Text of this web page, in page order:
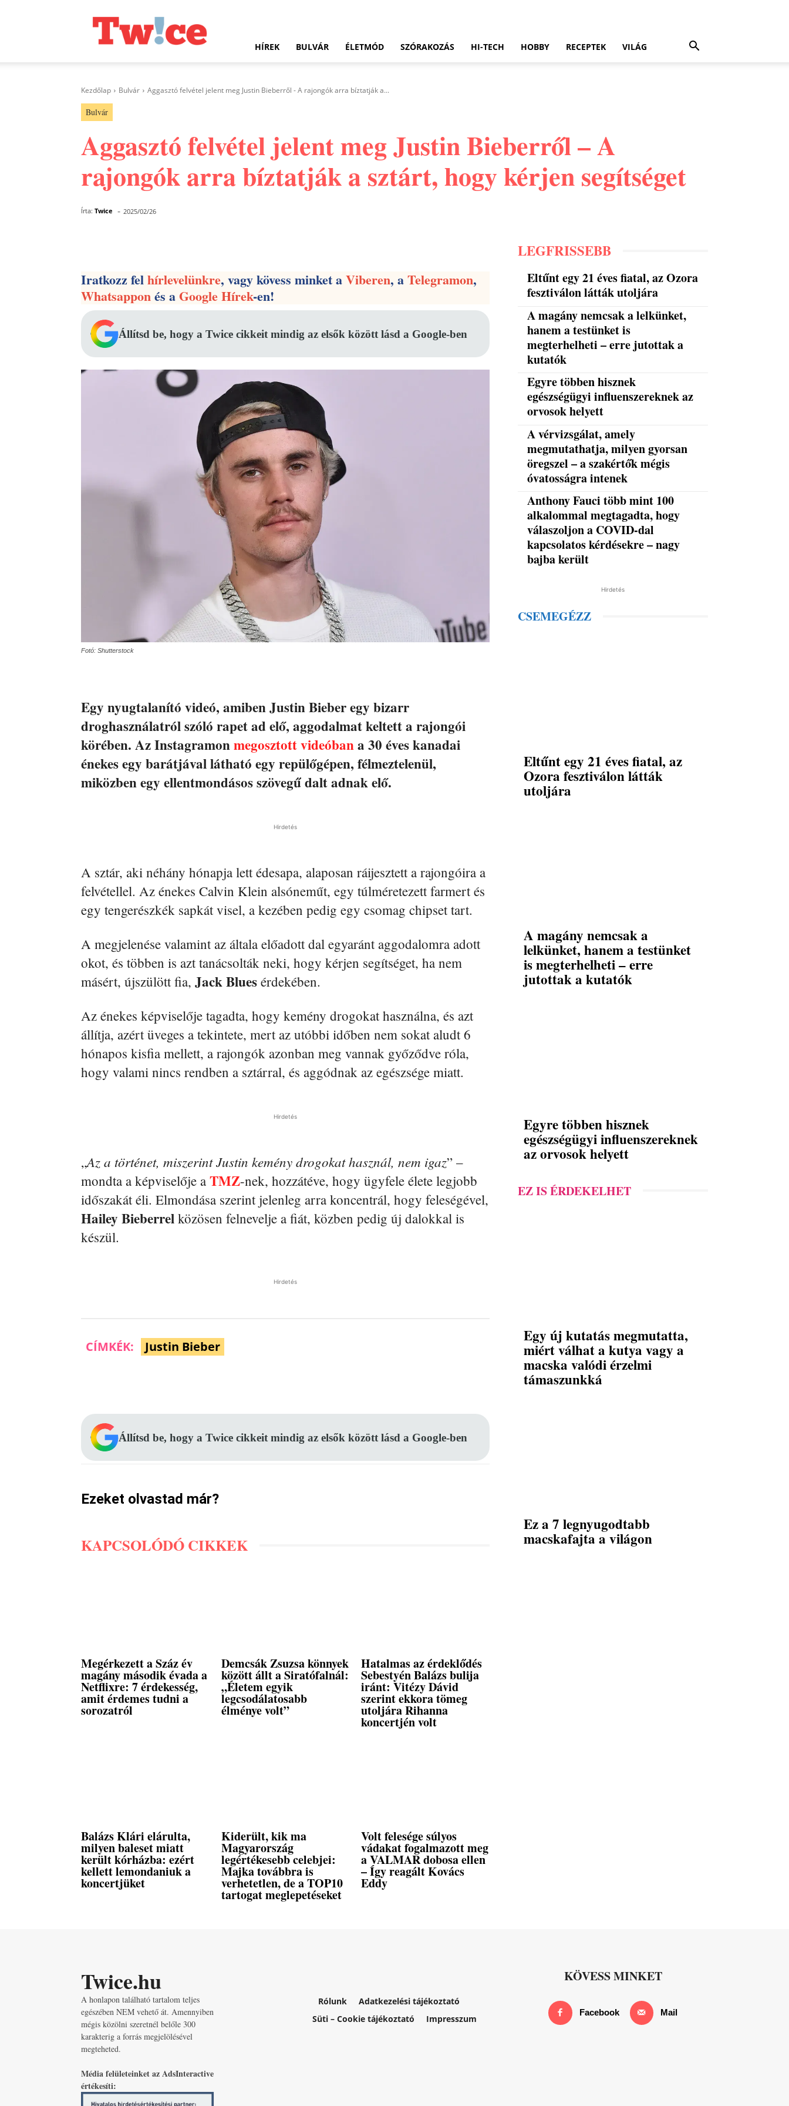
HÍREK BULVÁR ÉLETMÓD SZÓRAKOZÁS HI-TECH HOBBY RECEPTEK VILÁG
Kezdőlap Bulvár Aggasztó felvétel jelent meg Justin Bieberről - A rajongók arra bíztatják a...
Bulvár
Aggasztó felvétel jelent meg Justin Bieberről – A
rajongók arra bíztatják a sztárt, hogy kérjen segítséget
Írta: Twice - 2025/02/26
Iratkozz felhírlevelünkre, vagy kövess minket aViberen, aTelegramon,
Whatsapponés aGoogle Hírek-en!
Állítsd be, hogy a Twice cikkeit mindig az elsők között lásd a Google-ben
Fotó: Shutterstock
Egy nyugtalanító videó, amiben Justin Bieber egy bizarr
droghasználatról szóló rapet ad elő, aggodalmat keltett a rajongói
körében. Az Instagramonmegosztott videóbana 30 éves kanadai
énekes egy barátjával látható egy repülőgépen, félmeztelenül,
miközben egy ellentmondásos szövegű dalt adnak elő.
Hirdetés
A sztár, aki néhány hónapja lett édesapa, alaposan ráijesztett a rajongóira a
felvétellel. Az énekes Calvin Klein alsóneműt, egy túlméretezett farmert és
egy tengerészkék sapkát visel, a kezében pedig egy csomag chipset tart.
A megjelenése valamint az általa előadott dal egyaránt aggodalomra adott
okot, és többen is azt tanácsolták neki, hogy kérjen segítséget, ha nem
másért, újszülött fia, JackBlues érdekében.
Az énekes képviselője tagadta, hogy kemény drogokat használna, és azt
állítja, azért üveges a tekintete, mert az utóbbi időben nem sokat aludt 6
hónapos kisfia mellett, a rajongók azonban meg vannak győződve róla,
hogy valami nincs rendben a sztárral, és aggódnak az egészsége miatt.
Hirdetés
„Az a történet, miszerint Justin kemény drogokat használ, nem igaz” –
mondta a képviselője a TMZ-nek, hozzátéve, hogy ügyfele élete legjobb
időszakát éli. Elmondása szerint jelenleg arra koncentrál, hogy feleségével,
Hailey Bieberrel közösen felnevelje a fiát, közben pedig új dalokkal is
készül.
Hirdetés
CÍMKÉK: Justin Bieber
Állítsd be, hogy a Twice cikkeit mindig az elsők között lásd a Google-ben
Ezeket olvastad már?
KAPCSOLÓDÓ CIKKEK
Megérkezett a Száz év
magány második évada a
Netflixre: 7 érdekesség,
amit érdemes tudni a
sorozatról
Demcsák Zsuzsa könnyek
között állt a Siratófalnál:
„Életem egyik
legcsodálatosabb
élménye volt”
Hatalmas az érdeklődés
Sebestyén Balázs bulija
iránt: Vitézy Dávid
szerint ekkora tömeg
utoljára Rihanna
koncertjén volt
Balázs Klári elárulta,
milyen baleset miatt
került kórházba: ezért
kellett lemondaniuk a
koncertjüket
Kiderült, kik ma
Magyarország
legértékesebb celebjei:
Majka továbbra is
verhetetlen, de a TOP10
tartogat meglepetéseket
Volt felesége súlyos
vádakat fogalmazott meg
a VALMAR dobosa ellen
– Így reagált Kovács
Eddy
LEGFRISSEBB
Eltűnt egy 21 éves fiatal, az Ozora
fesztiválon látták utoljára
A magány nemcsak a lelkünket,
hanem a testünket is
megterhelheti – erre jutottak a
kutatók
Egyre többen hisznek
egészségügyi influenszereknek az
orvosok helyett
A vérvizsgálat, amely
megmutathatja, milyen gyorsan
öregszel – a szakértők mégis
óvatosságra intenek
Anthony Fauci több mint 100
alkalommal megtagadta, hogy
válaszoljon a COVID-dal
kapcsolatos kérdésekre – nagy
bajba került
Hirdetés
CSEMEGÉZZ
Eltűnt egy 21 éves fiatal, az
Ozora fesztiválon látták
utoljára
A magány nemcsak a
lelkünket, hanem a testünket
is megterhelheti – erre
jutottak a kutatók
Egyre többen hisznek
egészségügyi influenszereknek
az orvosok helyett
EZ IS ÉRDEKELHET
Egy új kutatás megmutatta,
miért válhat a kutya vagy a
macska valódi érzelmi
támaszunkká
Ez a 7 legnyugodtabb
macskafajta a világon
Twice.hu
A honlapon található tartalom teljes
egészében NEM vehető át. Amennyiben
mégis közölni szeretnél belőle 300
karakterig a forrás megjelölésével
megteheted.
Média felületeinket az AdsInteractive
értékesíti:
Rólunk
Adatkezelési tájékoztató
Süti – Cookie tájékoztató
Impresszum
KÖVESS MINKET
Facebook Mail